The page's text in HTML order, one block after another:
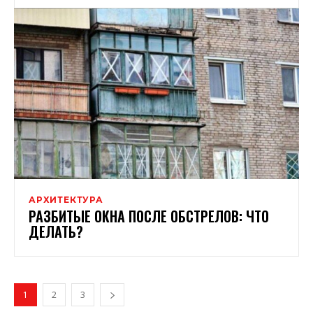
АРХИТЕКТУРА
РАЗБИТЫЕ ОКНА ПОСЛЕ ОБСТРЕЛОВ: ЧТО
ДЕЛАТЬ?
1 2 3